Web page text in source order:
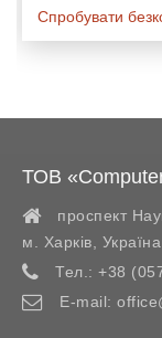
Спробувати
ТОВ
проспект
м. Харків
Україна
Тел.: +38
E-mail: